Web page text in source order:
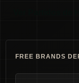
FREE BRANDS